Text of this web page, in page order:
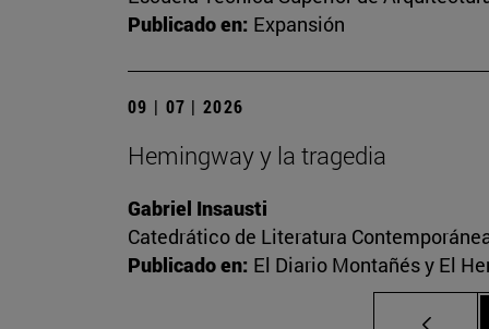
Publicado en: Expansión
09 | 07 | 2026
Hemingway y la tragedia
Gabriel Insausti
Catedrático de Literatura
Publicado en: El Diario Montañés y El